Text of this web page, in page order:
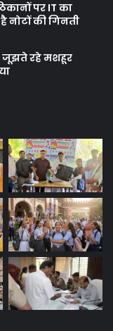
पर IT का
नोटों की गिनती
जूझते रहे मशहूर